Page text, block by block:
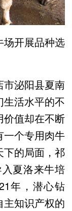
开展品种选
泌阳县夏南
活水平的不
价值却在不断
一个专用肉牛
下的局面，祁
夏洛来牛培
年，潜心钻
知识产权的